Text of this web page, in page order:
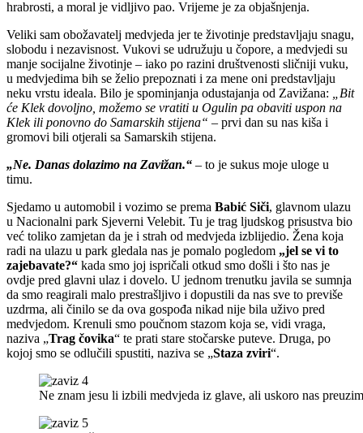
hrabrosti, a moral je vidljivo pao. Vrijeme je za objašnjenja.
Veliki sam obožavatelj medvjeda jer te životinje predstavljaju snagu,
slobodu i nezavisnost. Vukovi se udružuju u čopore, a medvjedi su
manje socijalne životinje – iako po razini društvenosti sličniji vuku,
u medvjedima bih se želio prepoznati i za mene oni predstavljaju
neku vrstu ideala. Bilo je spominjanja odustajanja od Zavižana:
„Bit
će Klek dovoljno, možemo se vratiti u Ogulin pa obaviti uspon na
Klek ili ponovno do Samarskih stijena“ – prvi dan su nas kiša i
gromovi bili otjerali sa Samarskih stijena.
„Ne. Danas dolazimo na Zavižan.“ – to je sukus moje uloge u
timu.
Sjedamo u automobil i vozimo se prema Babić Siči, glavnom ulazu
u Nacionalni park Sjeverni Velebit. Tu je trag ljudskog prisustva bio
već toliko zamjetan da je i strah od medvjeda izblijedio. Žena koja
radi na ulazu u park gledala nas je pomalo pogledom „jel se vi to
zajebavate?“ kada smo joj ispričali otkud smo došli i što nas je
ovdje pred glavni ulaz i dovelo. U jednom trenutku javila se sumnja
da smo reagirali malo prestrašljivo i dopustili da nas sve to previše
uzdrma, ali činilo se da ova gospođa nikad nije bila uživo pred
medvjedom. Krenuli smo poučnom stazom koja se, vidi vraga,
naziva „Trag čovika“ te prati stare stočarske puteve. Druga, po
kojoj smo se odlučili spustiti, naziva se „Staza zviri“.
Ne znam jesu li izbili medvjeda iz glave, ali uskoro nas